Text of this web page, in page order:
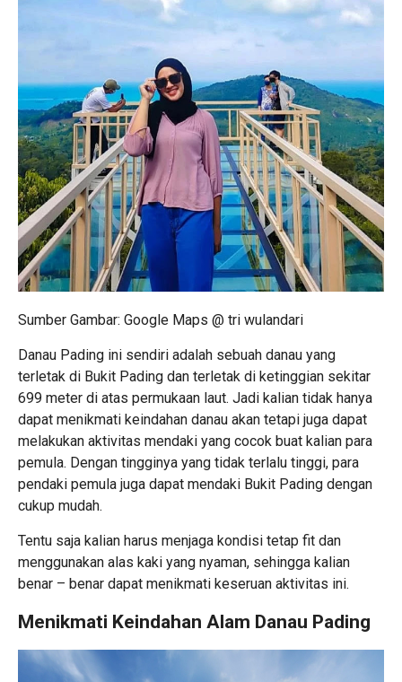
Sumber Gambar: Google Maps @ tri wulandari
Danau Pading ini sendiri adalah sebuah danau yang
terletak di Bukit Pading dan terletak di ketinggian sekitar
699 meter di atas permukaan laut. Jadi kalian tidak hanya
dapat menikmati keindahan danau akan tetapi juga dapat
melakukan aktivitas mendaki yang cocok buat kalian para
pemula. Dengan tingginya yang tidak terlalu tinggi, para
pendaki pemula juga dapat mendaki Bukit Pading dengan
cukup mudah.
Tentu saja kalian harus menjaga kondisi tetap fit dan
menggunakan alas kaki yang nyaman, sehingga kalian
benar – benar dapat menikmati keseruan aktivitas ini.
Menikmati Keindahan Alam Danau Pading